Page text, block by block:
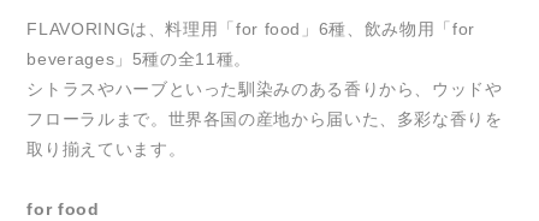
FLAVORINGは、料理用「for food」6種、飲み物用「for
beverages」5種の全11種。
シトラスやハーブといった馴染みのある香りから、ウッドや
フローラルまで。世界各国の産地から届いた、多彩な香りを
取り揃えています。
for food